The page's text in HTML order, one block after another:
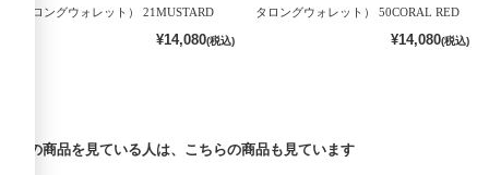
タロングウォレット） 21MUSTARD
¥14,080(税込)
タロングウォレット） 50CORAL RED
¥14,080(税込)
この商品を見ている人は、こちらの商品も見ています